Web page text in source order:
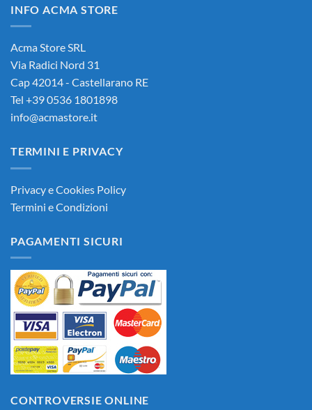
90,00€.
INFO ACMA STORE
Acma Store SRL
Via Radici Nord 31
Cap 42014 - Castellarano RE
Tel +39 0536 1801898
info@acmastore.it
TERMINI E PRIVACY
Privacy e Cookies Policy
Termini e Condizioni
PAGAMENTI SICURI
CONTROVERSIE ONLINE